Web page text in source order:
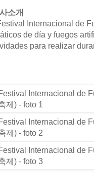
소개
Internacional de
de día y fuegos
para realizar